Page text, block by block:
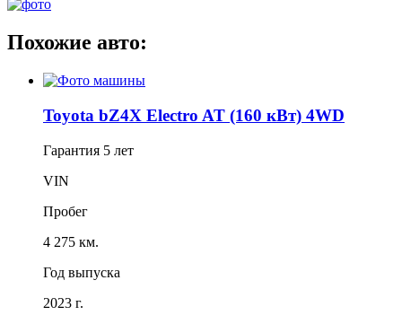
Похожие авто:
Toyota bZ4X Electro AT (160 кВт) 4WD
Гарантия 5 лет
VIN
Пробег
4 275 км.
Год выпуска
2023 г.